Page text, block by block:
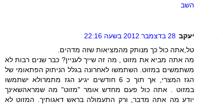
השב
יעקב 28 בדצמבר 2012 בשעה 22:16
טל,אתה כול כך מנותק מהמציאות שזה מדהים.
מה אתה מביא את מזוט , מה זה שייך לעניין? כבר שנים רבות לא
משתמשים במזוט. השתמשו לאחרונה בגלל הניתוק הפתאומי של
הגז המצרי, אך תוך כ 6 חודשים יגיע הגז מתמרולא ישתמשו
במזוט . אתה כול פעם מחדש אומר "מזוט" מה שמראהשאינך
יודע מה אתה מדבר, ורק התעמולה בראש דאגותיך. המזוט לא